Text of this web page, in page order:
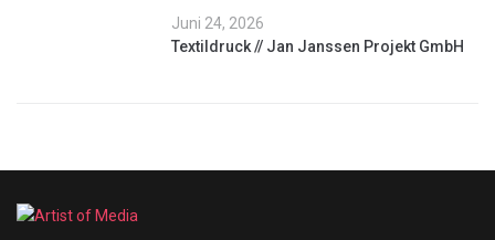
Juni 24, 2026
Textildruck // Jan Janssen Projekt GmbH